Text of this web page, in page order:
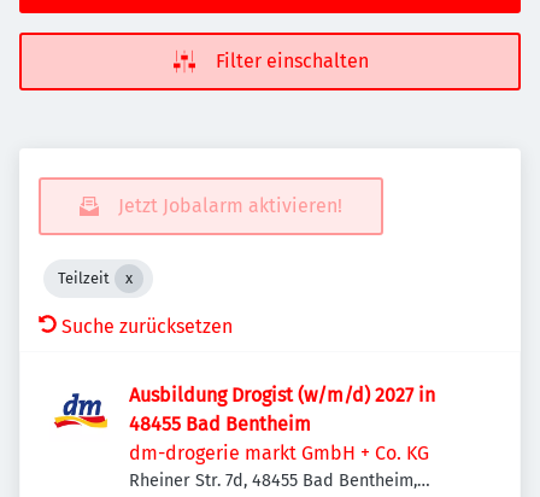
Filter einschalten
Jetzt Jobalarm aktivieren!
Teilzeit
Suche zurücksetzen
Ausbildung Drogist (w/m/d) 2027 in
48455 Bad Bentheim
dm-drogerie markt GmbH + Co. KG
Rheiner Str. 7d, 48455 Bad Bentheim,